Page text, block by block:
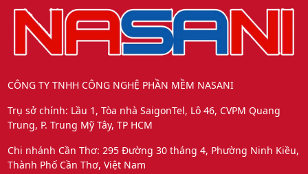
CÔNG TY TNHH CÔNG NGHỆ PHẦN MỀM NASANI
Trụ sở chính: Lầu 1, Tòa nhà SaigonTel, Lô 46, CVPM Quang
Trung, P. Trung Mỹ Tây, TP HCM
Chi nhánh Cần Thơ: 295 Đường 30 tháng 4, Phường Ninh Kiều,
Thành Phố Cần Thơ, Việt Nam